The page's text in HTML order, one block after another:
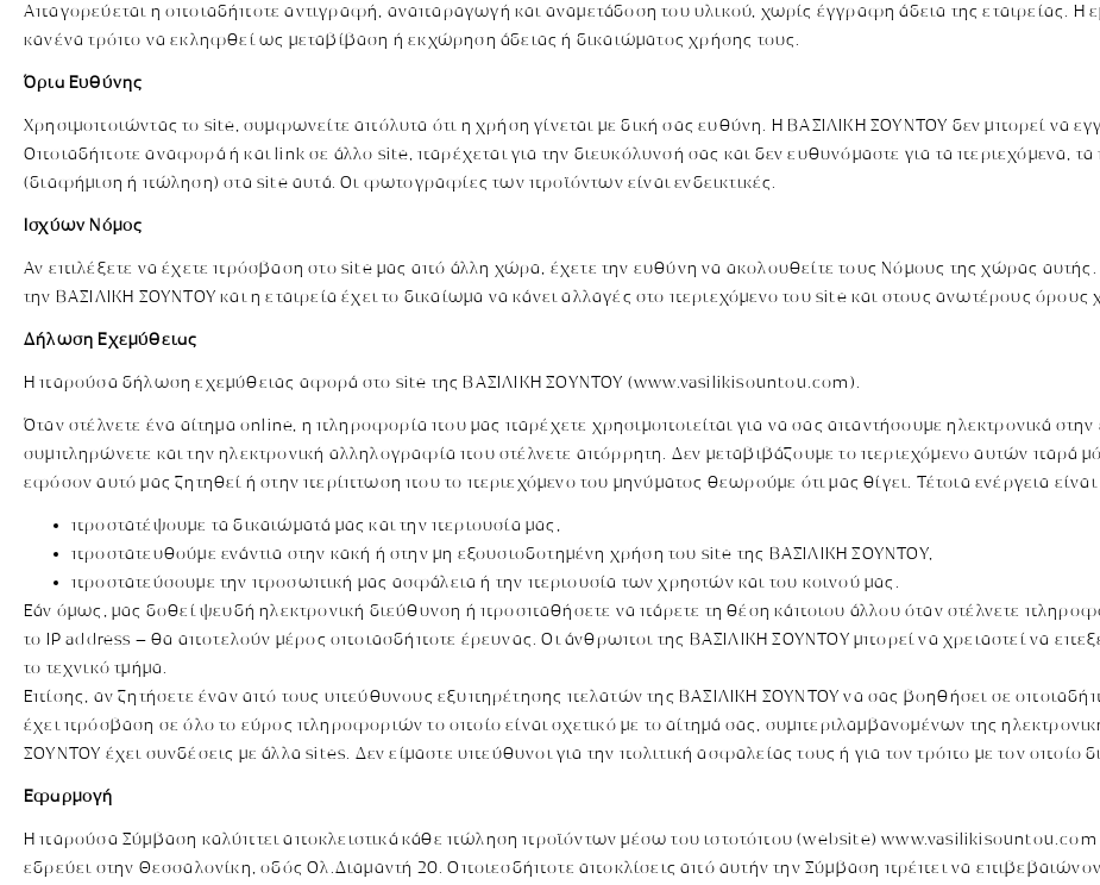
Απαγορεύεται η οποιαδήποτε αντιγραφή, αναπαραγωγή και αναμετάδοση του υλικού, χωρίς έγγραφη άδεια της εταιρείας. Η
κανένα τρόπο να εκληφθεί ως μεταβίβαση ή εκχώρηση άδειας ή δικαιώματος χρήσης τους.
Όρια Ευθύνης
Χρησιμοποιώντας το site, συμφωνείτε απόλυτα ότι η χρήση γίνεται με δική σας ευθύνη. Η ΒΑΣΙΛΙΚΗ ΣΟΥΝΤΟΥ δεν μπορεί να
Οποιαδήποτε αναφορά ή και link σε άλλο site, παρέχεται για την διευκόλυνσή σας και δεν ευθυνόμαστε για τα περιεχόμενα,
(διαφήμιση ή πώληση) στα site αυτά. Οι φωτογραφίες των προϊόντων είναι ενδεικτικές.
Ισχύων Νόμος
Αν επιλέξετε να έχετε πρόσβαση στο site μας από άλλη χώρα, έχετε την ευθύνη να ακολουθείτε τους Νόμους της χώρας
την ΒΑΣΙΛΙΚΗ ΣΟΥΝΤΟΥ και η εταιρεία έχει το δικαίωμα να κάνει αλλαγές στο περιεχόμενο του site και στους ανωτέρους
Δήλωση Εχεμύθειας
Η παρούσα δήλωση εχεμύθειας αφορά στο site της ΒΑΣΙΛΙΚΗ ΣΟΥΝΤΟΥ (www.vasilikisountou.com).
Όταν στέλνετε ένα αίτημα online, η πληροφορία που μας παρέχετε χρησιμοποιείται για να σας απαντήσουμε ηλεκτρονικά
συμπληρώνετε και την ηλεκτρονική αλληλογραφία που στέλνετε απόρρητη. Δεν μεταβιβάζουμε το περιεχόμενο αυτών παρά
εφόσον αυτό μας ζητηθεί ή στην περίπτωση που το περιεχόμενο του μηνύματος θεωρούμε ότι μας θίγει. Τέτοια ενέργεια
προστατέψουμε τα δικαιώματά μας και την περιουσία μας,
προστατευθούμε ενάντια στην κακή ή στην μη εξουσιοδοτημένη χρήση του site της ΒΑΣΙΛΙΚΗ ΣΟΥΝΤΟΥ,
προστατεύσουμε την προσωπική μας ασφάλεια ή την περιουσία των χρηστών και του κοινού μας.
Εάν όμως, μας δοθεί ψευδή ηλεκτρονική διεύθυνση ή προσπαθήσετε να πάρετε τη θέση κάποιου άλλου όταν στέλνετε
το IP address – θα αποτελούν μέρος οποιασδήποτε έρευνας. Οι άνθρωποι της ΒΑΣΙΛΙΚΗ ΣΟΥΝΤΟΥ μπορεί να χρειαστεί να
το τεχνικό τμήμα.
Επίσης, αν ζητήσετε έναν από τους υπεύθυνους εξυπηρέτησης πελατών της ΒΑΣΙΛΙΚΗ ΣΟΥΝΤΟΥ να σας βοηθήσει σε
έχει πρόσβαση σε όλο το εύρος πληροφοριών το οποίο είναι σχετικό με το αίτημά σας, συμπεριλαμβανομένων της
ΣΟΥΝΤΟΥ έχει συνδέσεις με άλλα sites. Δεν είμαστε υπεύθυνοι για την πολιτική ασφαλείας τους ή για τον τρόπο με τον οποίο
Εφαρμογή
Η παρούσα Σύμβαση καλύπτει αποκλειστικά κάθε πώληση προϊόντων μέσω του ιστοτόπου (website) www.vasilikisountou.com
εδρεύει στην Θεσσαλονίκη, οδός Ολ.Διαμαντή 20. Οποιεσδήποτε αποκλίσεις από αυτήν την Σύμβαση πρέπει να